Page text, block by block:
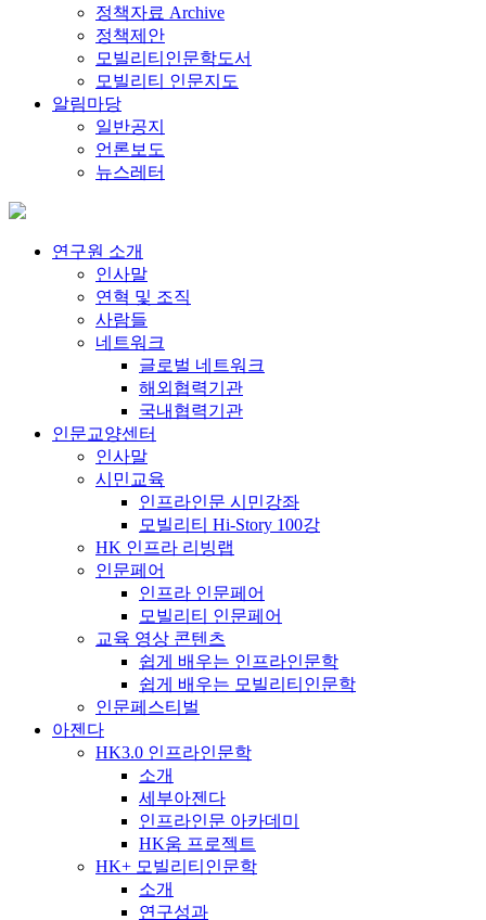
정책자료 Archive
정책제안
모빌리티인문학도서
모빌리티 인문지도
알림마당
일반공지
언론보도
뉴스레터
연구원 소개
인사말
연혁 및 조직
사람들
네트워크
글로벌 네트워크
해외협력기관
국내협력기관
인문교양센터
인사말
시민교육
인프라인문 시민강좌
모빌리티 Hi-Story 100강
HK 인프라 리빙랩
인문페어
인프라 인문페어
모빌리티 인문페어
교육 영상 콘텐츠
쉽게 배우는 인프라인문학
쉽게 배우는 모빌리티인문학
인문페스티벌
아젠다
HK3.0 인프라인문학
소개
세부아젠다
인프라인문 아카데미
HK움 프로젝트
HK+ 모빌리티인문학
소개
연구성과